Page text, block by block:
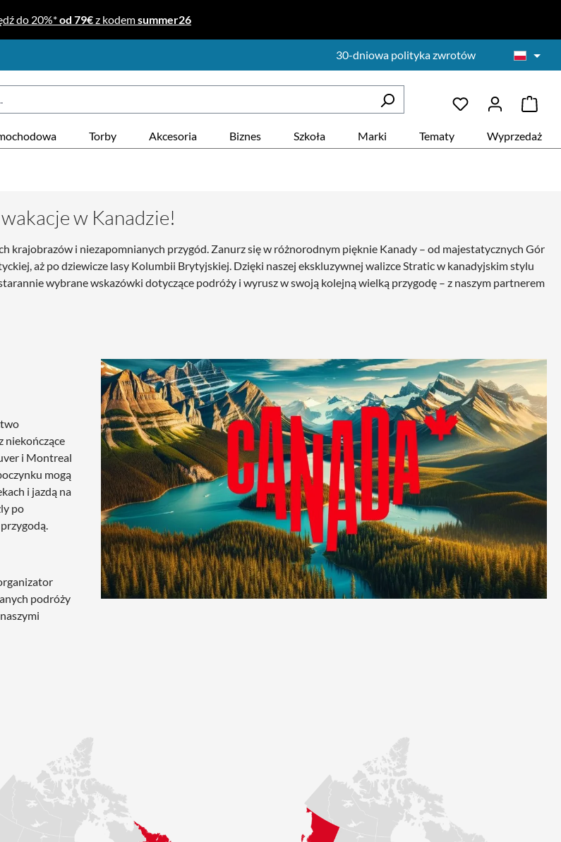
do 20%*od 79€z kodemsummer26
30-dniowa polityka zwrotów
Torby Akcesoria Biznes Szkoła Marki Tematy Wyprzedaż
w Kanadzie!
krajobrazów i niezapomnianych przygód. Zanurz się w różnorodnym pięknie Kanady – od majestatycznych Gór
aż po dziewicze lasy Kolumbii Brytyjskiej. Dzięki naszej ekskluzywnej walizce Stratic w kanadyjskim stylu
wybrane wskazówki dotyczące podróży i wyrusz w swoją kolejną wielką przygodę – z naszym partnerem
niekończące
i Montreal
mogą
i jazdą na
po
podróży